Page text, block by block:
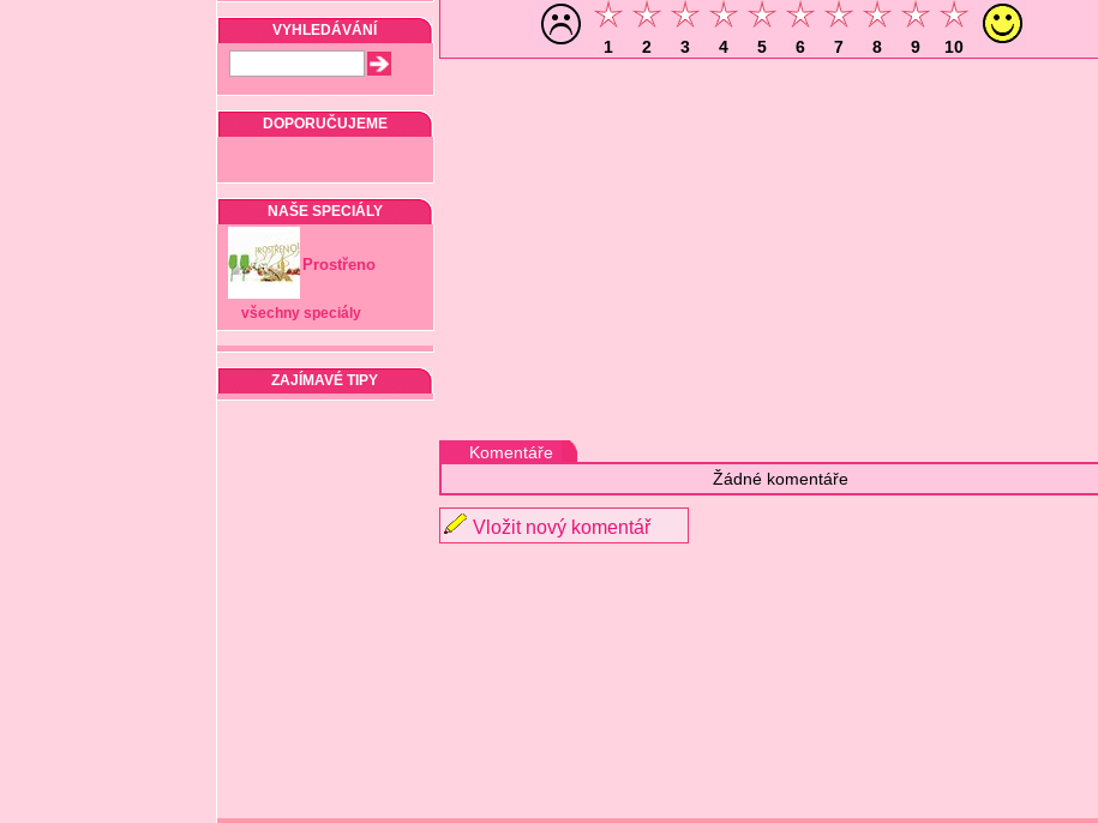
VYHLEDÁVÁNÍ
DOPORUČUJEME
NAŠE SPECIÁLY
Prostřeno
všechny speciály
ZAJÍMAVÉ TIPY
1 2 3 4 5 6 7 8 9 10
Komentáře
Žádné komentáře
Vložit nový komentář